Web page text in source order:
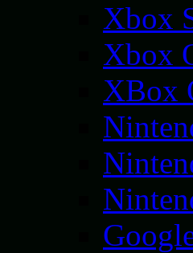
Xbox
Xbox
XBox